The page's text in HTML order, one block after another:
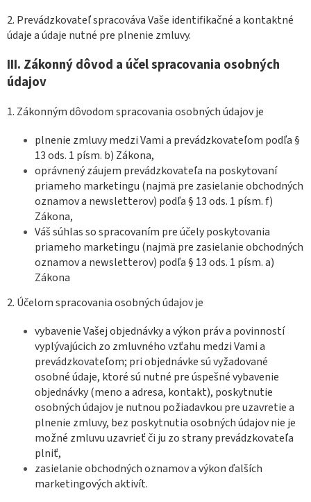
2. Prevádzkovateľ spracováva Vaše identifikačné a kontaktné
údaje a údaje nutné pre plnenie zmluvy.
III. Zákonný dôvod a účel spracovania osobných
údajov
1. Zákonným dôvodom spracovania osobných údajov je
plnenie zmluvy medzi Vami a prevádzkovateľom podľa §
13 ods. 1 písm. b) Zákona,
oprávnený záujem prevádzkovateľa na poskytovaní
priameho marketingu (najmä pre zasielanie obchodných
oznamov a newsletterov) podľa § 13 ods. 1 písm. f)
Zákona,
Váš súhlas so spracovaním pre účely poskytovania
priameho marketingu (najmä pre zasielanie obchodných
oznamov a newsletterov) podľa § 13 ods. 1 písm. a)
Zákona
2. Účelom spracovania osobných údajov je
vybavenie Vašej objednávky a výkon práv a povinností
vyplývajúcich zo zmluvného vzťahu medzi Vami a
prevádzkovateľom; pri objednávke sú vyžadované
osobné údaje, ktoré sú nutné pre úspešné vybavenie
objednávky (meno a adresa, kontakt), poskytnutie
osobných údajov je nutnou požiadavkou pre uzavretie a
plnenie zmluvy, bez poskytnutia osobných údajov nie je
možné zmluvu uzavrieť či ju zo strany prevádzkovateľa
plniť,
zasielanie obchodných oznamov a výkon ďalších
marketingových aktivít.